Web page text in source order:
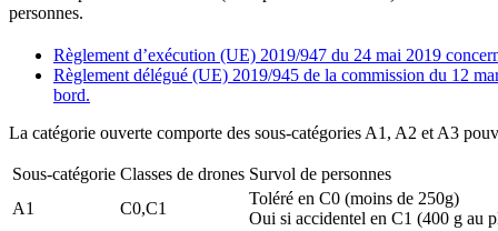
personnes.
Règlement d’exécution (UE) 2019/947 du 24 mai 2019
Règlement délégué (UE) 2019/945 de la commission du 12
bord.
La catégorie ouverte comporte des sous-catégories A1, A2 et A3
Sous-catégorie Classes de drones Survol de personnes
A1
C0,C1
Toléré en C0 (moins de 250g)
Oui si accidentel en C1 (400 g au